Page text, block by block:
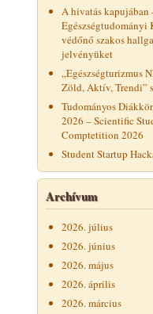
A hivatás kapujában
Egészségtudományi
védőnő szakos
jelvényüket
„Egészségturizmus
Zöld, Aktív, Trendi”
Tudományos
2026 – Scientific
Comptetition 2026
Student Startup
Archívum
2026. július
2026. június
2026. május
2026. április
2026. március